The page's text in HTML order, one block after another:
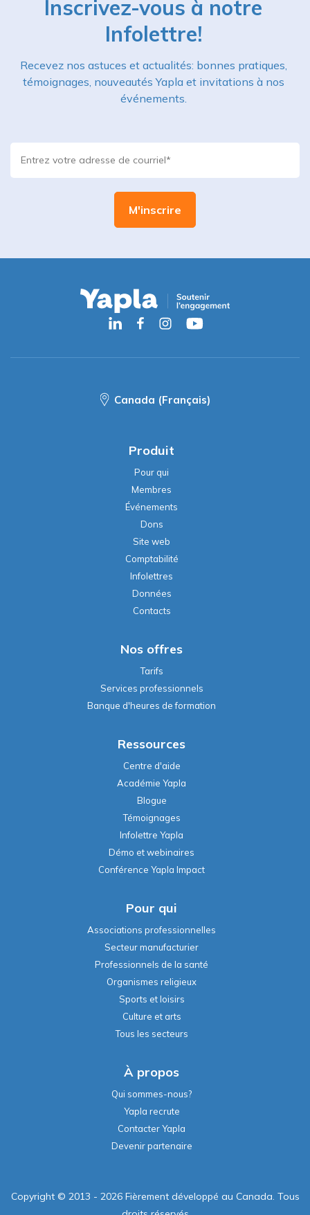
Inscrivez-vous à notre
Infolettre!
Recevez nos astuces et actualités: bonnes pratiques,
témoignages, nouveautés Yapla et invitations à nos
événements.
Canada (Français)
Produit
Pour qui
Membres
Événements
Dons
Site web
Comptabilité
Infolettres
Données
Contacts
Nos offres
Tarifs
Services professionnels
Banque d'heures de formation
Ressources
Centre d'aide
Académie Yapla
Blogue
Témoignages
Infolettre Yapla
Démo et webinaires
Conférence Yapla Impact
Pour qui
Associations professionnelles
Secteur manufacturier
Professionnels de la santé
Organismes religieux
Sports et loisirs
Culture et arts
Tous les secteurs
À propos
Qui sommes-nous?
Yapla recrute
Contacter Yapla
Devenir partenaire
Copyright © 2013 - 2026 Fièrement développé au Canada. Tous